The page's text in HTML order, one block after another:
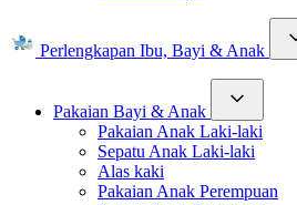
Perlengkapan Ibu, Bayi & Anak
Pakaian Bayi & Anak
Pakaian Anak Laki-laki
Sepatu Anak Laki-laki
Alas kaki
Pakaian Anak Perempuan